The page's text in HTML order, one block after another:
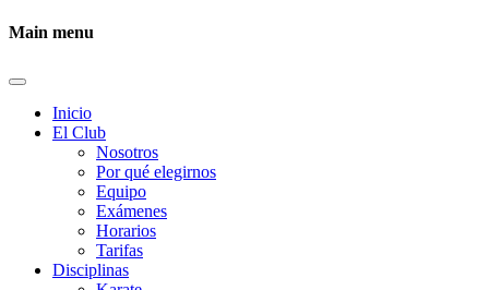
Main menu
Inicio
El Club
Nosotros
Por qué elegirnos
Equipo
Exámenes
Horarios
Tarifas
Disciplinas